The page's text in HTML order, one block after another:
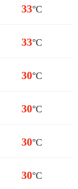
33°C
33°C
30°C
30°C
30°C
30°C